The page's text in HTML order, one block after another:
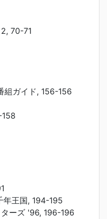
70-71
組ガイド, 156-156
年王国, 194-195
ーズ '96, 196-196